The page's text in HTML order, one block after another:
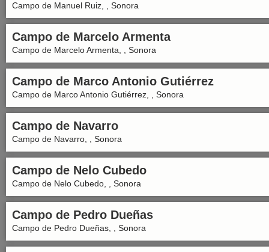
Campo de Manuel Ruiz, , Sonora
Campo de Marcelo Armenta
Campo de Marcelo Armenta, , Sonora
Campo de Marco Antonio Gutiérrez
Campo de Marco Antonio Gutiérrez, , Sonora
Campo de Navarro
Campo de Navarro, , Sonora
Campo de Nelo Cubedo
Campo de Nelo Cubedo, , Sonora
Campo de Pedro Dueñas
Campo de Pedro Dueñas, , Sonora